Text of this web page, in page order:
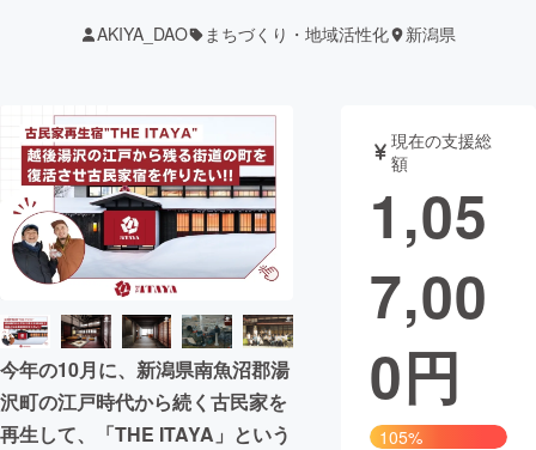
テクノロジー・ガジェット
映像・映画 書籍・雑誌
ビジネス・起業 チャレンジ
まちづくり・地域活性化
CAMPFIRE for Social Good
CAMPFIRE Creation
AKIYA_DAO まちづくり・地域活性化 新潟県
今年の10月に、新潟県南魚沼郡湯
沢町の江戸時代から続く古民家を
再生して、「THE ITAYA」という
現在の支援総
額
1,05
7,00
0円
105%